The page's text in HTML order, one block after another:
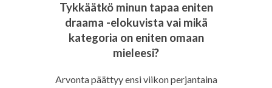
Tykkäätkö minun tapaa eniten
draama -elokuvista vai mikä
kategoria on eniten omaan
mieleesi?
Arvonta päättyy ensi viikon perjantaina